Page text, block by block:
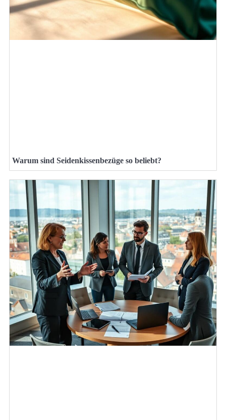
Warum sind Seidenkissenbezüge so beliebt?